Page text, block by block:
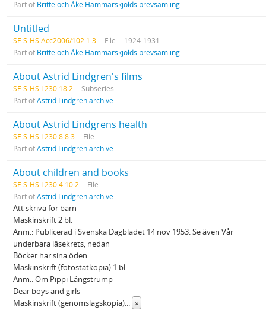
Part ofBritte och Åke Hammarskjölds brevsamling
Untitled
SE S-HS Acc2006/102:1:3 File
1924-1931
Part ofBritte och Åke Hammarskjölds brevsamling
About Astrid Lindgren's films
SE S-HS L230:18:2
Subseries
Part ofAstrid Lindgren archive
About Astrid Lindgrens health
SE S-HS L230:8:8:3
File
Part ofAstrid Lindgren archive
About children and books
SE S-HS L230:4:10:2
File
Part ofAstrid Lindgren archive
Att skriva för barn
Maskinskrift 2 bl.
Anm.: Publicerad i Svenska Dagbladet 14 nov 1953. Se även Vår
underbara läsekrets, nedan
Böcker har sina öden …
Maskinskrift (fotostatkopia) 1 bl.
Anm.: Om Pippi Långstrump
Dear boys and girls
Maskinskrift (genomslagskopia)... »